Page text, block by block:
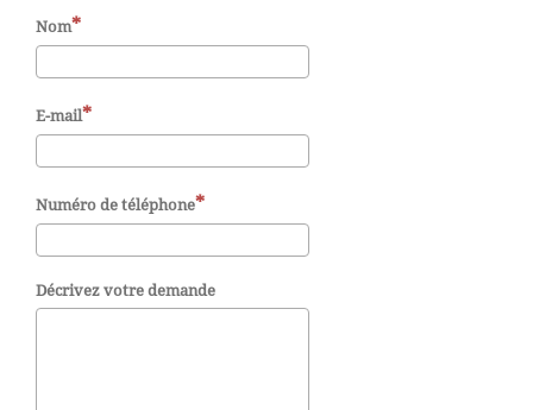
Nom
E-mail
Numéro de téléphone
Décrivez votre demande